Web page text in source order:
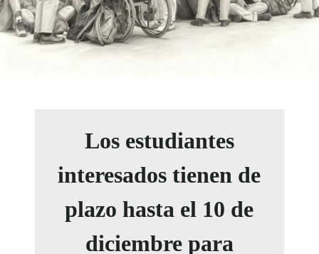
Los estudiantes
interesados tienen de
plazo hasta el 10 de
diciembre para